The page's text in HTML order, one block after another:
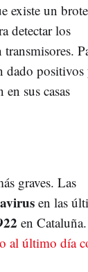
existe un brote
detectar los
dado
sus casas
graves. Las
en las
en
al último día